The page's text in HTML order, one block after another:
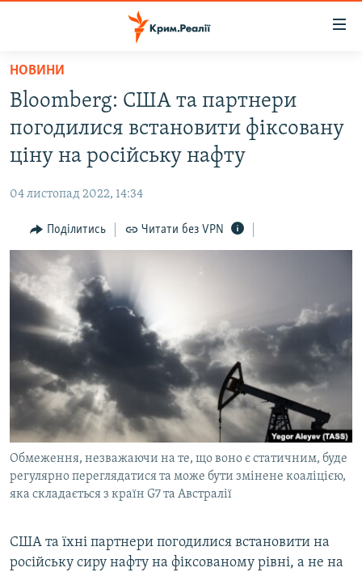
Перейти
основного
матеріалу
Перейти
до
основної
Перейти
до
пошуку
НОВИНИ
ВІДЕО ТА ФОТО
БЛОГИ
ПОГЛЯД
ІНТЕРВ'Ю
ВСЕ ЗА ДЕНЬ
СПЕЦПРОЕКТИ
ДЕПОРТАЦІЯ
ВІДЕОУРОКИ «ELIFBE»
СВІДЧЕННЯ ОКУПАЦІЇ
УКРАЇНСЬКА ПРОБЛЕМА КРИМУ
ІНФОГРАФІКА
ЯК ОБІЙТИ БЛОКУВАННЯ
Русский
Qırımtatar
ДОЛУЧАЙСЯ!
Усі сайти RFE/RL
НОВИНИ
Bloomberg: США та партнери
погодилися встановити фіксовану
ціну на російську нафту
04 листопад 2022, 14:34
Поділитись Читати без VPN
Обмеження, незважаючи на те, що воно є статичним, буде
регулярно переглядатися та може бути змінене коаліцією,
яка складається з країн G7 та Австралії
США та їхні партнери погодилися встановити на
російську сиру нафту на фіксованому рівні, а не на